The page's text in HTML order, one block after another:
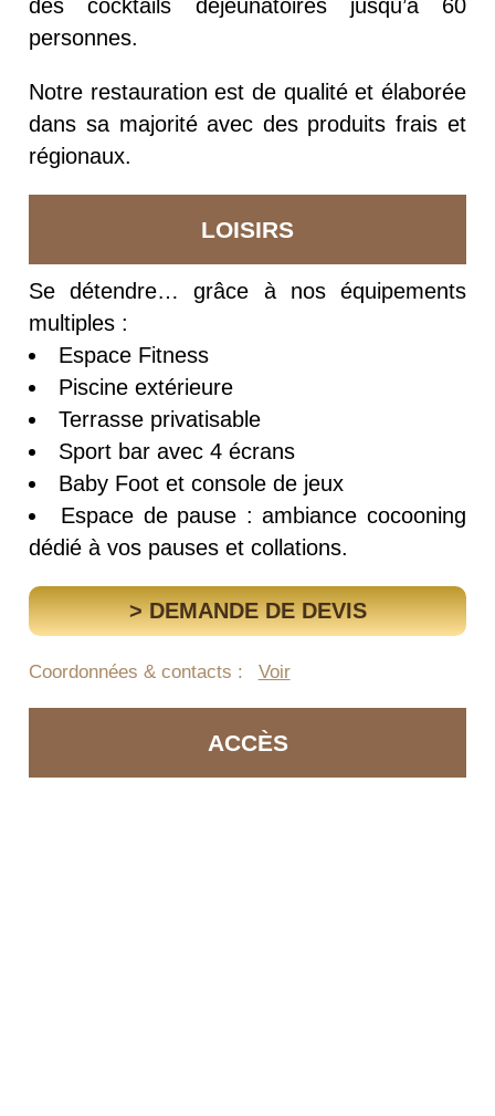
des cocktails déjeunatoires jusqu’à 60
personnes.
Notre restauration est de qualité et élaborée
dans sa majorité avec des produits frais et
régionaux.
LOISIRS
Se détendre… grâce à nos équipements
multiples :
Espace Fitness
Piscine extérieure
Terrasse privatisable
Sport bar avec 4 écrans
Baby Foot et console de jeux
Espace de pause : ambiance cocooning
dédié à vos pauses et collations.
> DEMANDE DE DEVIS
Coordonnées & contacts : Voir
ACCÈS